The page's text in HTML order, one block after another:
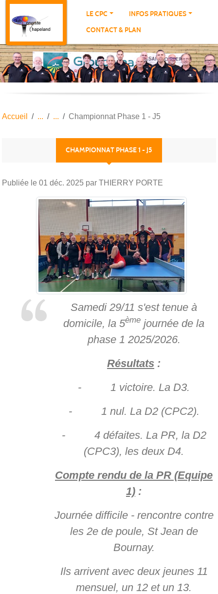
LE CPC
INFOS PRATIQUES
CONTACT & PLAN
Accueil Championnat Phase 1 - J5
CHAMPIONNAT PHASE 1 - J5
Publiée le 01 déc. 2025 par THIERRY PORTE
Samedi 29/11 s'est tenue à
domicile, la 5ème journée de la
phase 1 2025/2026.
Résultats :
- 1 victoire. La D3.
- 1 nul. La D2 (CPC2).
- 4 défaites. La PR, la D2
(CPC3), les deux D4.
Compte rendu de la PR (Equipe
1) :
Journée difficile - rencontre contre
les 2e de poule, St Jean de
Bournay.
Ils arrivent avec deux jeunes 11
mensuel, un 12 et un 13.
Panneau de gestion des cookies